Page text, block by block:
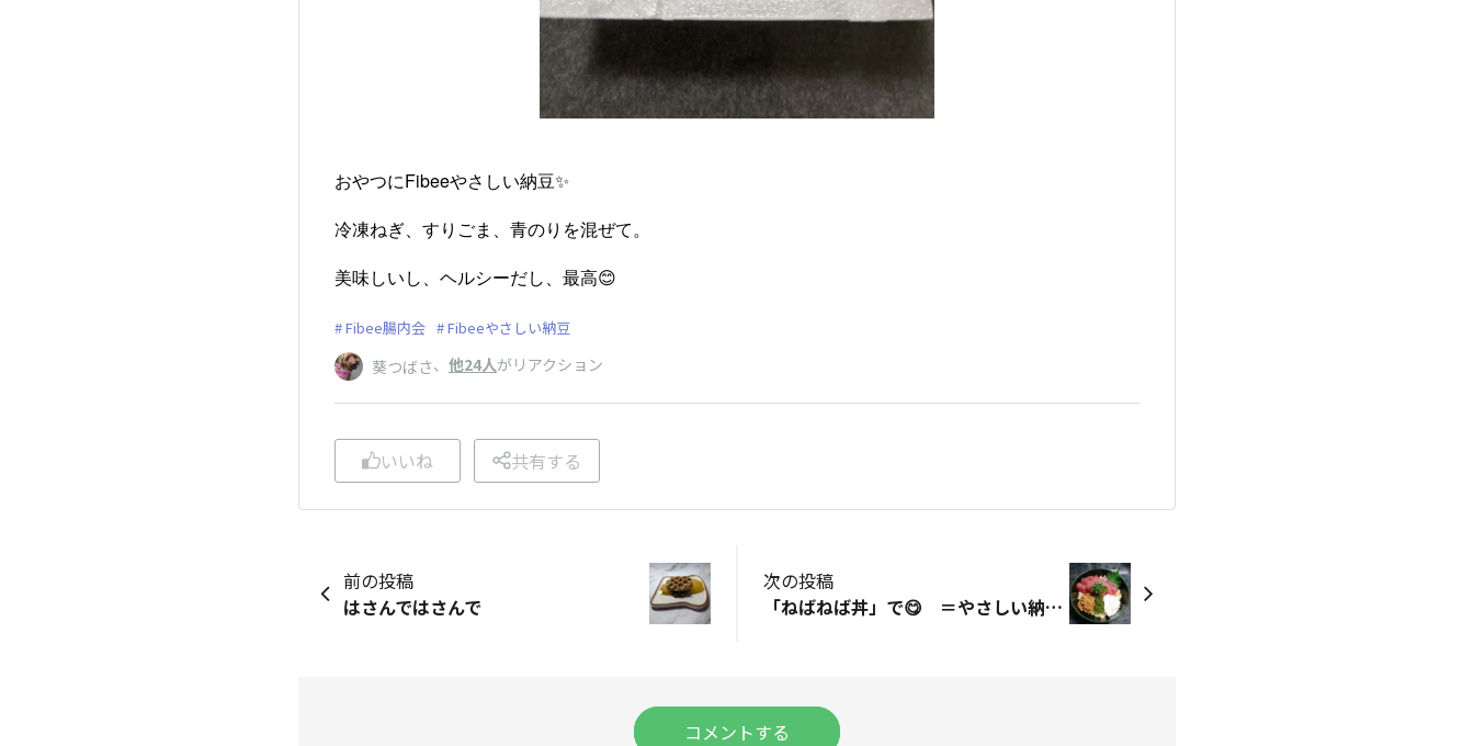
おやつにFibeeやさしい納豆✨
冷凍ねぎ、すりごま、青のりを混ぜて。
美味しいし、ヘルシーだし、最高😊
Fibee腸内会 Fibeeやさしい納豆
葵つばさ、 他24人がリアクション
いいね 共有する
前の投稿
はさんではさんで
次の投稿
「ねばねば丼」で😋 ＝やさしい納豆＝
コメントする